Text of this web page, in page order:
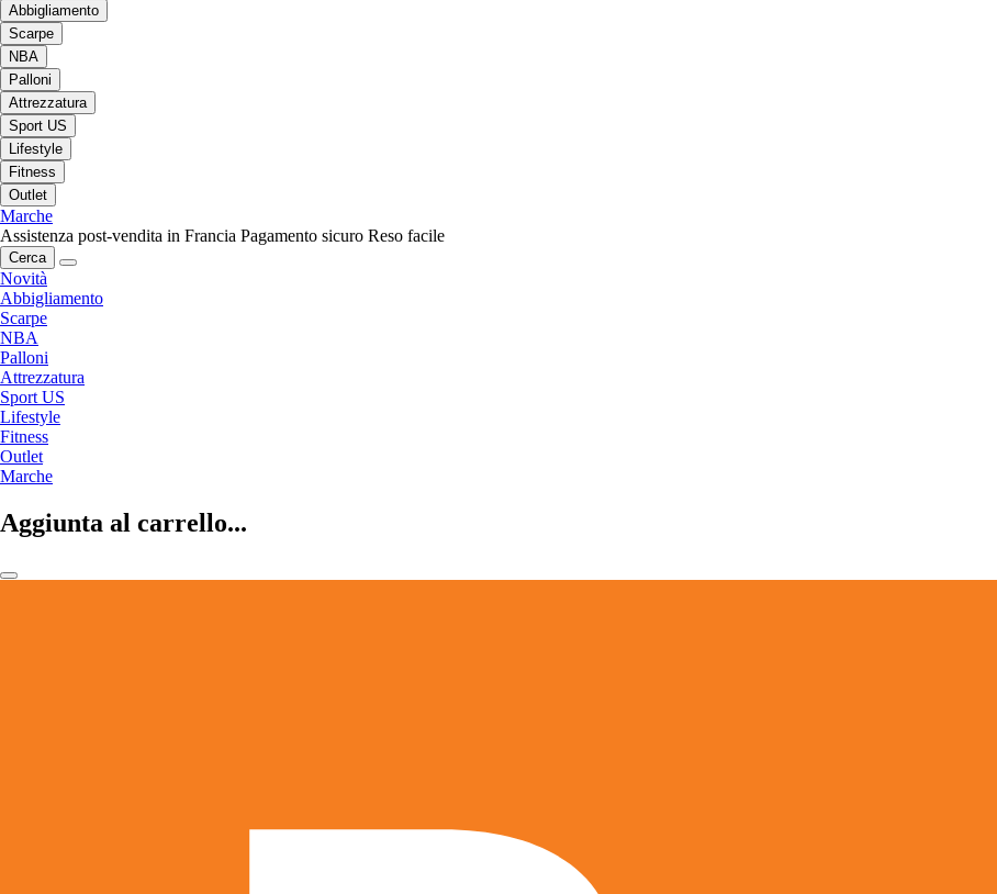
Abbigliamento
Scarpe
NBA
Palloni
Attrezzatura
Sport US
Lifestyle
Fitness
Outlet
Marche
Assistenza post-vendita in Francia Pagamento sicuro Reso facile
Cerca
Novità
Abbigliamento
Scarpe
NBA
Palloni
Attrezzatura
Sport US
Lifestyle
Fitness
Outlet
Marche
Aggiunta al carrello...